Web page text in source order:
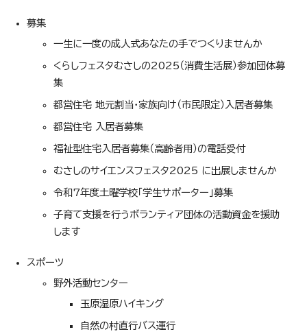
募集
一生に一度の成人式あなたの手でつくりませんか
くらしフェスタむさしの2025（消費生活展）参加団体募
集
都営住宅 地元割当・家族向け（市民限定）入居者募集
都営住宅 入居者募集
福祉型住宅入居者募集（高齢者用）の電話受付
むさしのサイエンスフェスタ2025 に出展しませんか
令和7年度土曜学校「学生サポーター」募集
子育て支援を行うボランティア団体の活動資金を援助
します
スポーツ
野外活動センター
玉原湿原ハイキング
自然の村直行バス運行